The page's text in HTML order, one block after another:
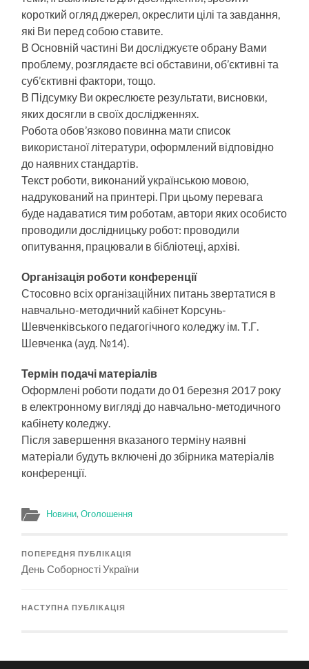
короткий огляд джерел, окреслити цілі та завдання,
які Ви перед собою ставите.
В Основній частині Ви досліджуєте обрану Вами
проблему, розглядаєте всі обставини, об’єктивні та
суб’єктивні фактори, тощо.
В Підсумку Ви окреслюєте результати, висновки,
яких досягли в своїх дослідженнях.
Робота обов’язково повинна мати список
використаної літератури, оформлений відповідно
до наявних стандартів.
Текст роботи, виконаний українською мовою,
надрукований на принтері. При цьому перевага
буде надаватися тим роботам, автори яких особисто
проводили дослідницьку робот: проводили
опитування, працювали в бібліотеці, архіві.
Організація роботи конференції
Стосовно всіх організаційних питань звертатися в
навчально-методичний кабінет Корсунь-
Шевченківського педагогічного коледжу ім. Т.Г.
Шевченка (ауд. №14).
Термін подачі матеріалів
Оформлені роботи подати до 01 березня 2017 року
в електронному вигляді до навчально-методичного
кабінету коледжу.
Після завершення вказаного терміну наявні
матеріали будуть включені до збірника матеріалів
конференції.
Новини,Оголошення
ПОПЕРЕДНЯ ПУБЛІКАЦІЯ
День Соборності України
НАСТУПНА ПУБЛІКАЦІЯ